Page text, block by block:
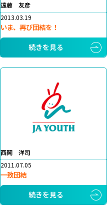
遠藤 友彦
2013.03.19
いま、再び団結を！
続きを見る
西岡 洋司
2011.07.05
一致団結
続きを見る